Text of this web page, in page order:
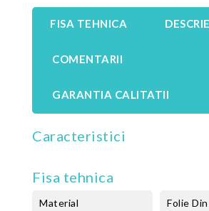
FISA TEHNICA
COMENTARII
GARANTIA CALITATII
Caracteristici
Fisa tehnica
Material
Folie